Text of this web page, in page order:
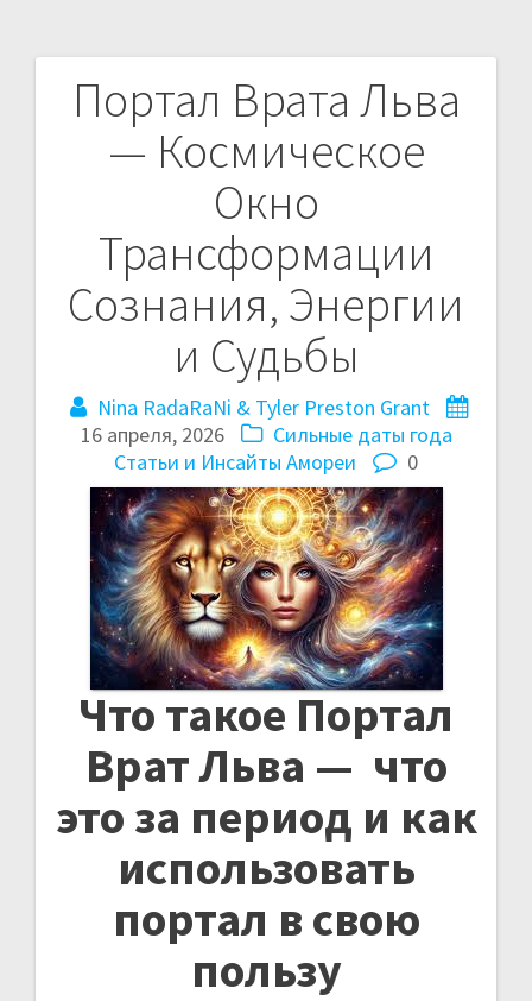
Портал Врата Льва
— Космическое
Окно
Трансформации
Сознания, Энергии
и Судьбы
Nina RadaRaNi & Tyler Preston Grant
16 апреля, 2026
Сильные даты года
Статьи и Инсайты Амореи
0
Что такое Портал
Врат Льва — что
это за период и как
использовать
портал в свою
пользу
и